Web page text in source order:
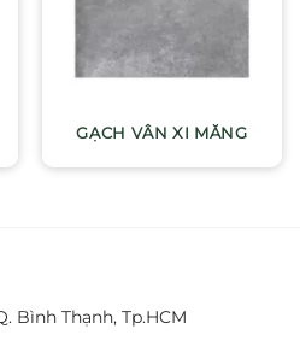
GẠCH VÂN XI MĂNG
Bình Thạnh, Tp.HCM